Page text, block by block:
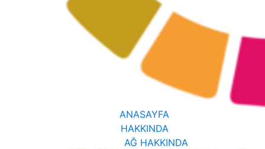
ANASAYFA
HAKKINDA
AĞ HAKKINDA